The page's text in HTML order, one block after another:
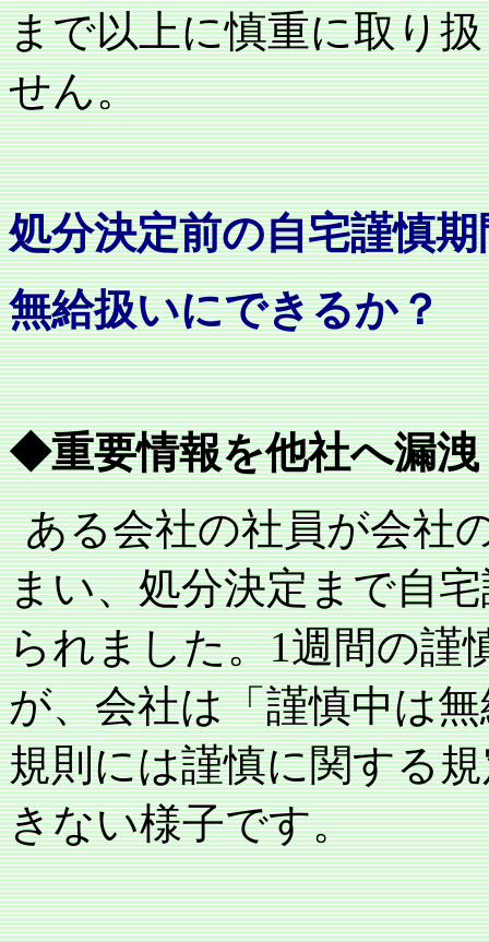
まで以上に慎重に取り
せん。
処分決定前の自宅謹慎
無給扱いにできるか？
◆重要情報を他社へ漏洩
ある会社の社員が会社
まい、処分決定まで自
られました。1週間の謹
が、会社は「謹慎中は
規則には謹慎に関する
きない様子です。